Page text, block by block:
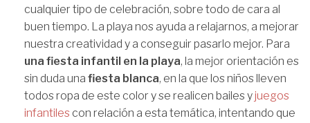
cualquier tipo de celebración, sobre todo de cara al
buen tiempo. La playa nos ayuda a relajarnos, a mejorar
nuestra creatividad y a conseguir pasarlo mejor. Para
una fiesta infantil en la playa, la mejor orientación es
sin duda una fiesta blanca, en la que los niños lleven
todos ropa de este color y se realicen bailes yjuegos
infantiles con relación a esta temática, intentando que